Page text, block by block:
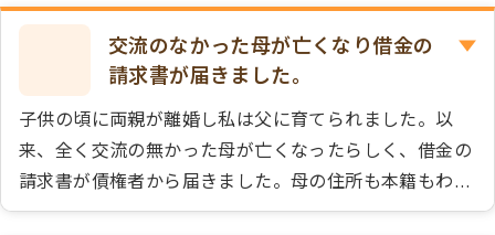
の請求の通り支払わないといけないでしょうか。
交流のなかった母が亡くなり借金の
請求書が届きました。
子供の頃に両親が離婚し私は父に育てられました。以
来、全く交流の無かった母が亡くなったらしく、借金の
請求書が債権者から届きました。母の住所も本籍もわか
りませんが相続放棄は出来ますか？